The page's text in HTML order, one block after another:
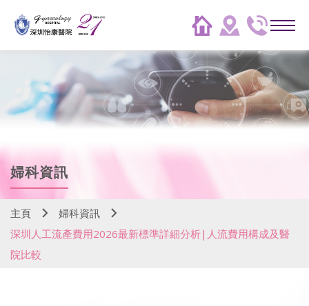
婦科資訊
主頁
婦科資訊
深圳人工流產費用2026最新標準詳細分析|人流費用構成及醫
院比較